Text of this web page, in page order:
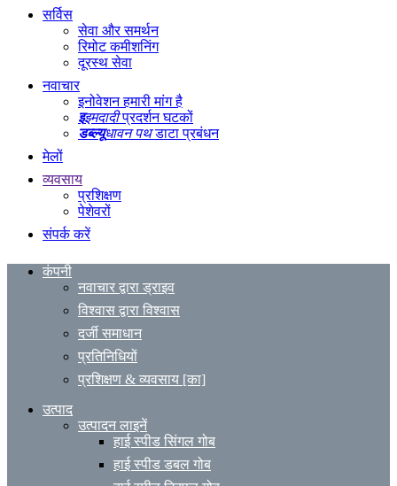
सर्विस
सेवा और समर्थन
रिमोट कमीशनिंग
दूरस्थ सेवा
नवाचार
इनोवेशन हमारी मांग है
इइमदादीप्रदर्शन घटकों
डब्ल्यूधावन पथडाटा प्रबंधन
मेलों
व्यवसाय
प्रशिक्षण
पेशेवरों
संपर्क करें
कंपनी
नवाचार द्वारा ड्राइव
विश्वास द्वारा विश्वास
दर्जी समाधान
प्रतिनिधियों
प्रशिक्षण & व्यवसाय [का]
उत्पाद
उत्पादन लाइनें
हाई स्पीड सिंगल गोब
हाई स्पीड डबल गोब